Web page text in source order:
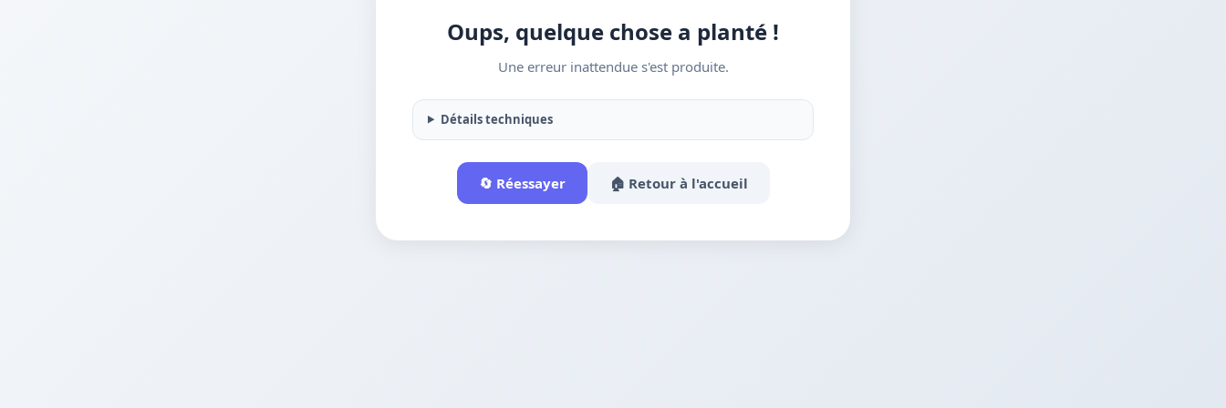
Oups, quelque chose a planté !
Une erreur inattendue s'est produite.
Détails techniques
🔄 Réessayer 🏠 Retour à l'accueil